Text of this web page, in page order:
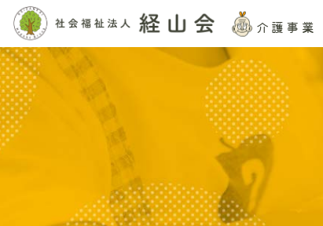
介護事業